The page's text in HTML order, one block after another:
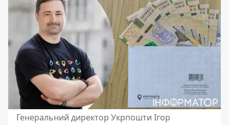
Генеральний директор Укрпошти Ігор